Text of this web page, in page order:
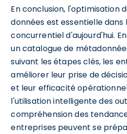
En conclusion, l'optimisation
données est essentielle dans
concurrentiel d'aujourd'hui.
un catalogue de
suivant les étapes clés, les
améliorer leur prise de
et leur efficacité
l'utilisation intelligente des
compréhension des
entreprises peuvent se